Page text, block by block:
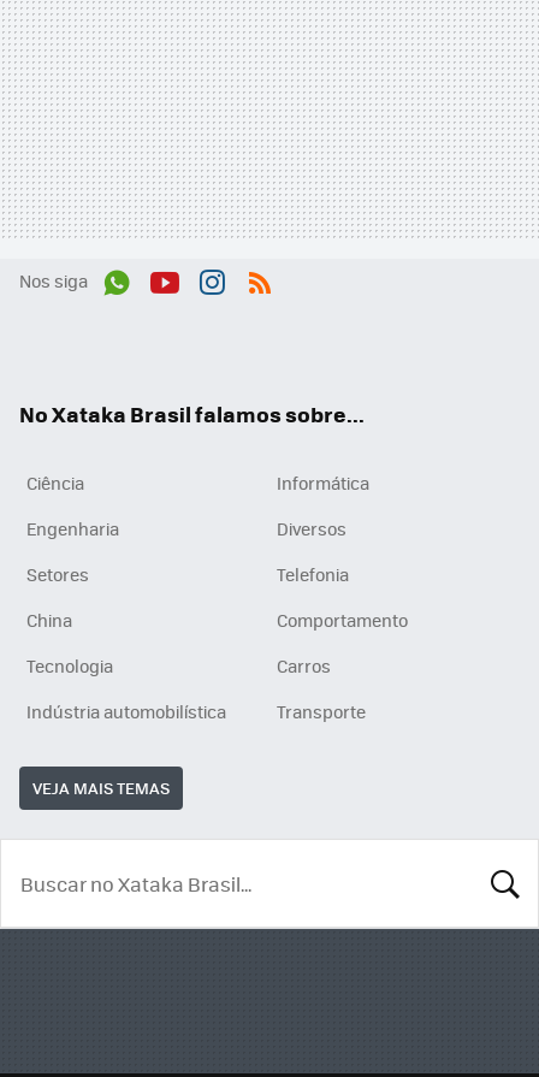
Nos siga
No Xataka Brasil falamos sobre...
Ciência
Informática
Engenharia
Diversos
Setores
Telefonia
China
Comportamento
Tecnologia
Carros
Indústria automobilística
Transporte
VEJA MAIS TEMAS